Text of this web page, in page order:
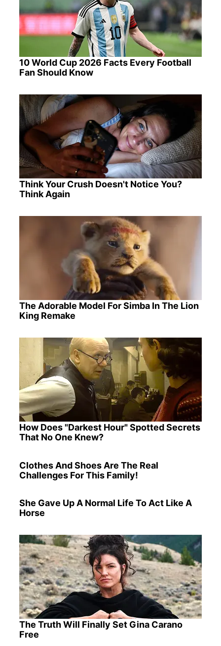
10 World Cup 2026 Facts Every Football
Fan Should Know
Think Your Crush Doesn't Notice You?
Think Again
The Adorable Model For Simba In The Lion
King Remake
How Does "Darkest Hour" Spotted Secrets
That No One Knew?
Clothes And Shoes Are The Real
Challenges For This Family!
She Gave Up A Normal Life To Act Like A
Horse
The Truth Will Finally Set Gina Carano
Free